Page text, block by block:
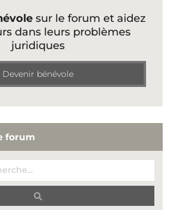
sur le forum et aidez
dans leurs problèmes
juridiques
Devenir bénévole
forum